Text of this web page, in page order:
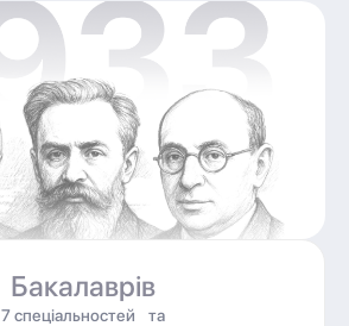
Бакалаврів
7 спеціальностей та